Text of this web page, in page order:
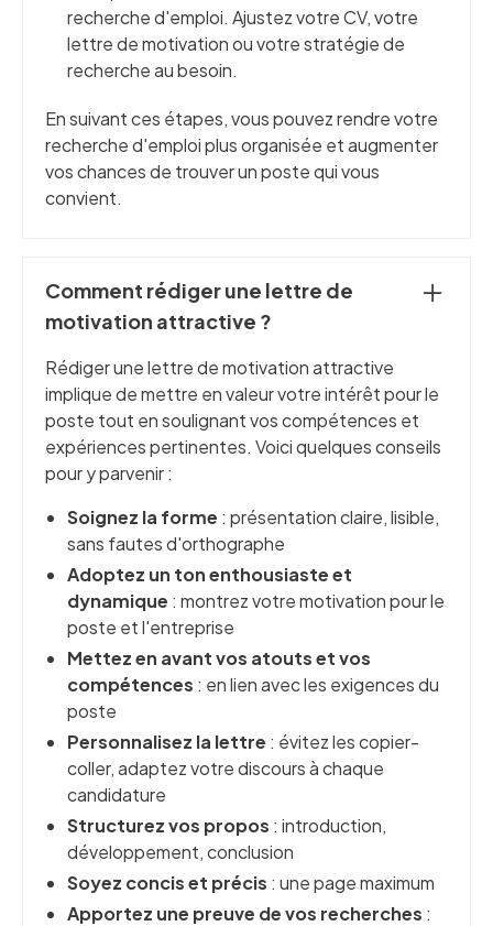
recherche d'emploi. Ajustez votre CV, votre
lettre de motivation ou votre stratégie de
recherche au besoin.
En suivant ces étapes, vous pouvez rendre votre
recherche d'emploi plus organisée et augmenter
vos chances de trouver un poste qui vous
convient.
Comment rédiger une lettre de
motivation attractive ?
Rédiger une lettre de motivation attractive
implique de mettre en valeur votre intérêt pour le
poste tout en soulignant vos compétences et
expériences pertinentes. Voici quelques conseils
pour y parvenir :
Soignez la forme : présentation claire, lisible,
sans fautes d'orthographe
Adoptez un ton enthousiaste et
dynamique : montrez votre motivation pour le
poste et l'entreprise
Mettez en avant vos atouts et vos
compétences : en lien avec les exigences du
poste
Personnalisez la lettre : évitez les copier-
coller, adaptez votre discours à chaque
candidature
Structurez vos propos : introduction,
développement, conclusion
Soyez concis et précis : une page maximum
Apportez une preuve de vos recherches :